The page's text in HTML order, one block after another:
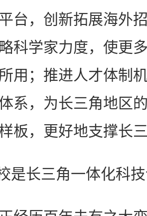
台，创新拓展海外
科学家力度，使更
用；推进人才体制
系，为长三角地区
板，更好地支撑长
长三角一体化科技